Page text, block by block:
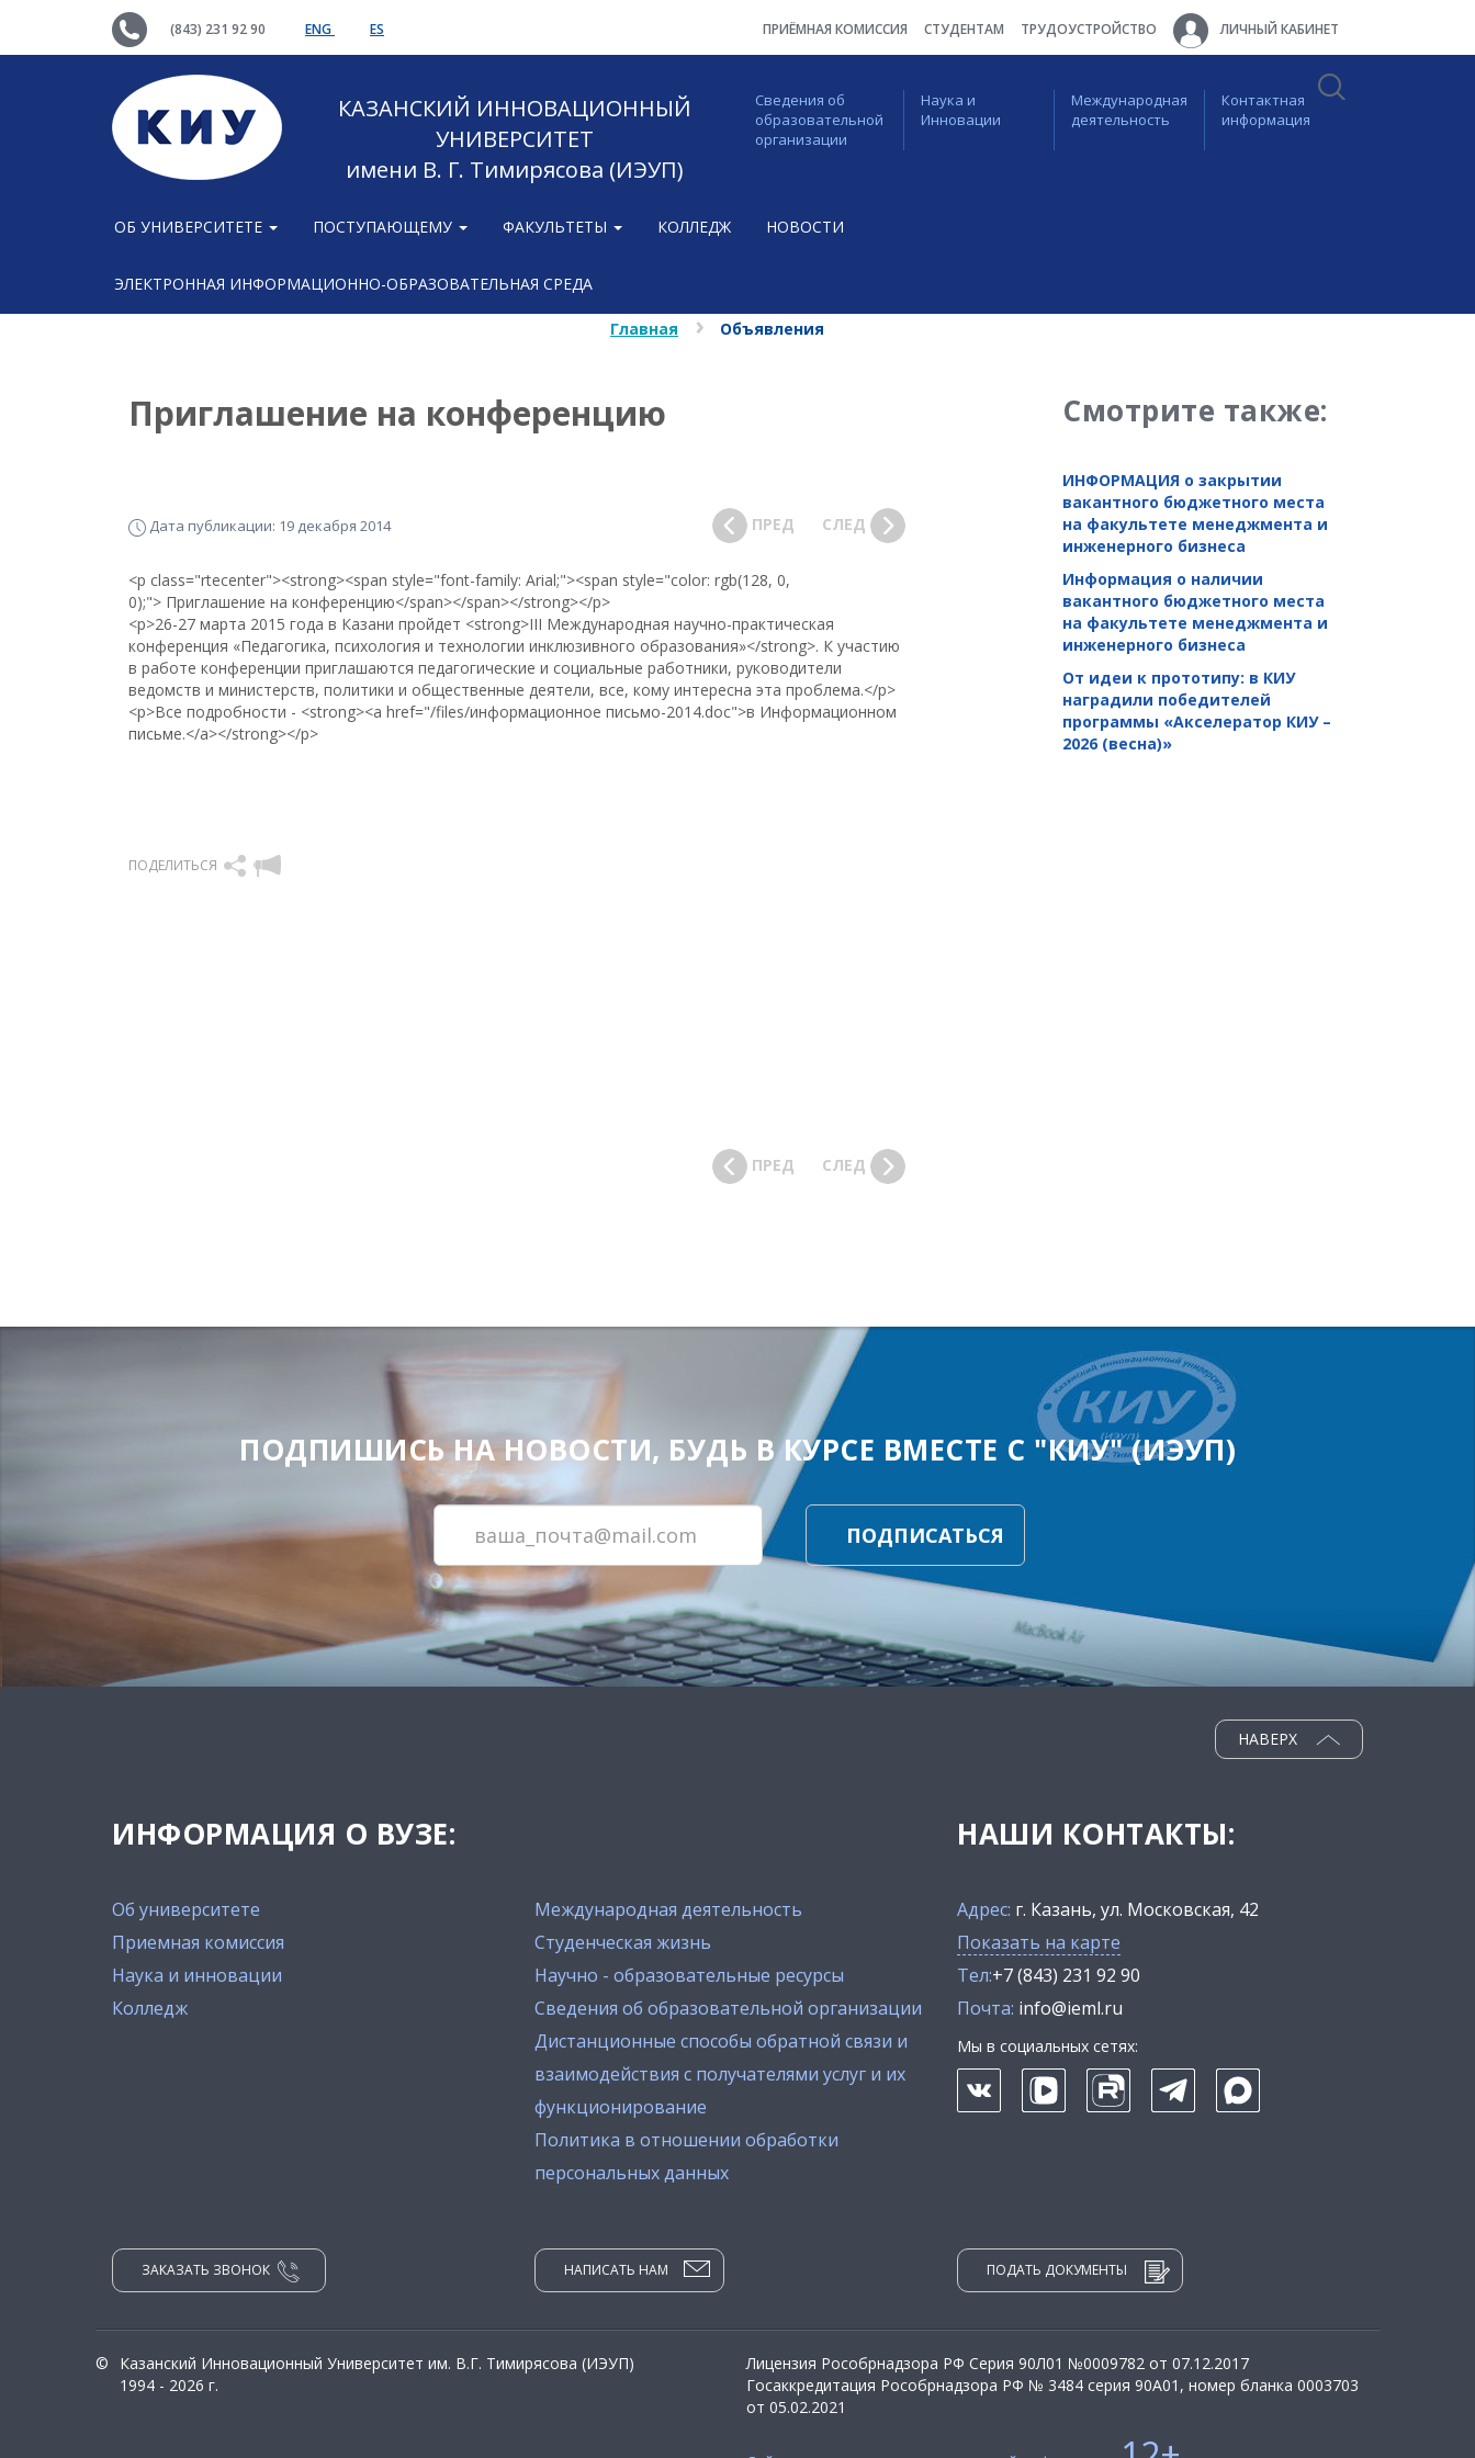
(843) 231 92 90 ENG ES ПРИЁМНАЯ КОМИССИЯ СТУДЕНТАМ ТРУДОУСТРОЙСТВО ЛИЧНЫЙ КАБИНЕТ
КАЗАНСКИЙ ИННОВАЦИОННЫЙ
УНИВЕРСИТЕТ
имени В. Г. Тимирясова (ИЭУП)
Сведения об
образовательной
организации
Наука и
Инновации
Международная
деятельность
Контактная
информация
ОБ УНИВЕРСИТЕТЕ ПОСТУПАЮЩЕМУ ФАКУЛЬТЕТЫ КОЛЛЕДЖ НОВОСТИ
ЭЛЕКТРОННАЯ ИНФОРМАЦИОННО-ОБРАЗОВАТЕЛЬНАЯ СРЕДА
Главная Объявления
Приглашение на конференцию
Дата публикации: 19 декабря 2014 ПРЕД СЛЕД
<p class="rtecenter"><strong><span style="font-family: Arial;"><span style="color: rgb(128, 0,
0);"> Приглашение на конференцию</span></span></strong></p>
<p>26-27 марта 2015 года в Казани пройдет <strong>III Международная научно-практическая
конференция «Педагогика, психология и технологии инклюзивного образования»</strong>. К участию
в работе конференции приглашаются педагогические и социальные работники, руководители
ведомств и министерств, политики и общественные деятели, все, кому интересна эта проблема.</p>
<p>Все подробности - <strong><a href="/files/информационное письмо-2014.doc">в Информационном
письме.</a></strong></p>
ПОДЕЛИТЬСЯ
ПРЕД СЛЕД
Смотрите также:
ИНФОРМАЦИЯ о закрытии
вакантного бюджетного места
на факультете менеджмента и
инженерного бизнеса
Информация о наличии
вакантного бюджетного места
на факультете менеджмента и
инженерного бизнеса
От идеи к прототипу: в КИУ
наградили победителей
программы «Акселератор КИУ –
2026 (весна)»
ПОДПИШИСЬ НА НОВОСТИ, БУДЬ В КУРСЕ ВМЕСТЕ С "КИУ" (ИЭУП)
ПОДПИСАТЬСЯ
ИНФОРМАЦИЯ О ВУЗЕ:
Об университете
Приемная комиссия
Наука и инновации
Колледж
Международная деятельность
Студенческая жизнь
Научно - образовательные ресурсы
Сведения об образовательной организации
Дистанционные способы обратной связи и
взаимодействия с получателями услуг и их
функционирование
Политика в отношении обработки
персональных данных
НАВЕРХ
НАШИ КОНТАКТЫ:
Адрес: г. Казань, ул. Московская, 42
Показать на карте
Тел:+7 (843) 231 92 90
Почта: info@ieml.ru
Мы в социальных сетях:
ЗАКАЗАТЬ ЗВОНОК НАПИСАТЬ НАМ ПОДАТЬ ДОКУМЕНТЫ
©
Казанский Инновационный Университет им. В.Г. Тимирясова (ИЭУП)
1994 - 2026 г.
Лицензия Рособрнадзора РФ Серия 90Л01 №0009782 от 07.12.2017
Госаккредитация Рособрнадзора РФ № 3484 серия 90А01, номер бланка 0003703
от 05.02.2021